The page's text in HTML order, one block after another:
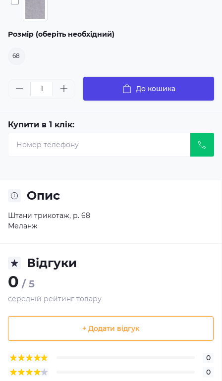
Розмір (оберіть необхідний)
68
До кошика
Купити в 1 клік:
Опис
Штани трикотаж, р. 68
Меланж
Відгуки
0 / 5
середній рейтинг товару
+ Додати відгук
0
0